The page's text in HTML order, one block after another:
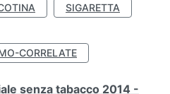
SIGARETTA
CORRELATE
senza tabacco 2014 -